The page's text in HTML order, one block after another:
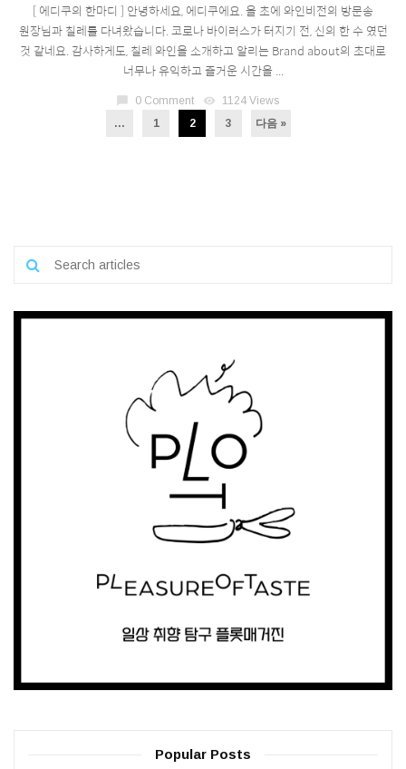
[ 에디쿠의 한마디 ] 안녕하세요, 에디쿠에요. 올 초에 와인비전의 방문송
원장님과 칠레를 다녀왔습니다. 코로나 바이러스가 터지기 전, 신의 한 수 였던
것 같네요. 감사하게도, 칠레 와인을 소개하고 알리는 Brand about의 초대로
너무나 유익하고 즐거운 시간을 ...
0 Comment visibility
1124 Views
...
1 2 3 다음 »
Popular Posts